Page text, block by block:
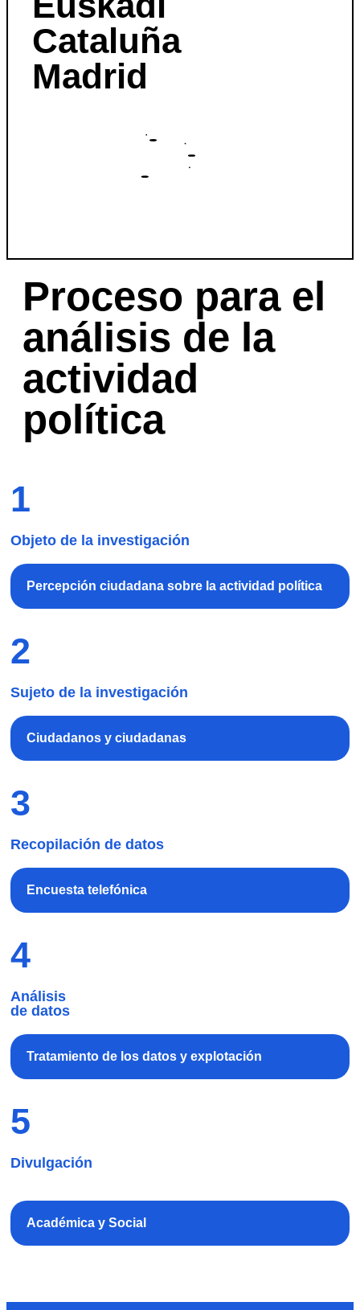
Cataluña
Madrid
Proceso para el
análisis de la
actividad
política
1
Objeto de la investigación
Percepción ciudadana sobre la actividad política
2
Sujeto de la investigación
Ciudadanos y ciudadanas
3
Recopilación de datos
Encuesta telefónica
4
Análisis
de datos
Tratamiento de los datos y explotación
5
Divulgación
Académica y Social